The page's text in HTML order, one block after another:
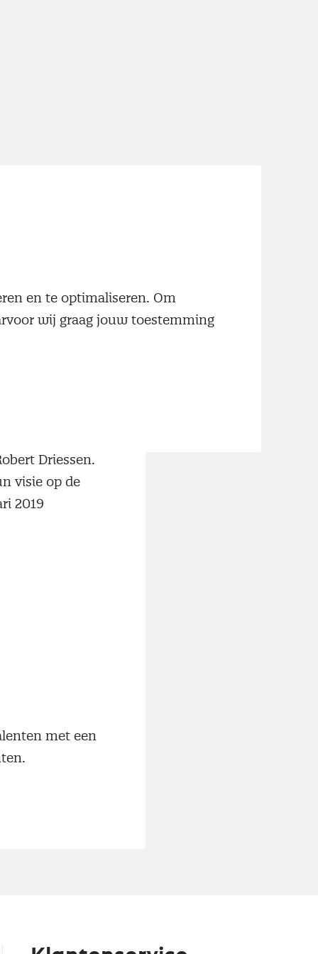
en
(CPO
Driessen.
visie op de
2019
met een
en te optimaliseren. Om
wij graag jouw toestemming